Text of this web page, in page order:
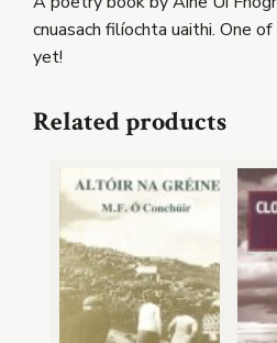
cnuasach filíochta uaithi. One
yet!
Related products